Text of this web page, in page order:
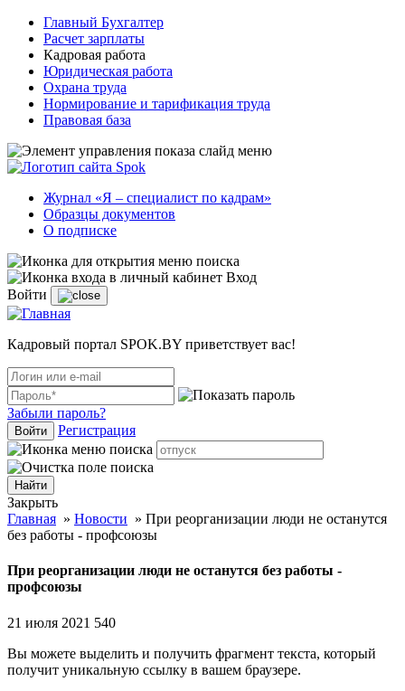
Главный Бухгалтер
Расчет зарплаты
Кадровая работа
Юридическая работа
Охрана труда
Нормирование и тарификация труда
Правовая база
Журнал «Я – специалист по кадрам»
Образцы документов
О подписке
Вход
Войти
Кадровый портал SPOK.BY приветствует вас!
Забыли пароль?
Войти Регистрация
Закрыть
Главная » Новости » При реорганизации люди не останутся
без работы - профсоюзы
При реорганизации люди не останутся без работы -
профсоюзы
21 июля 2021 540
Вы можете выделить и получить фрагмент текста, который
получит уникальную ссылку в вашем браузере.